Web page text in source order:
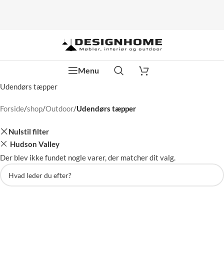
Menu
Udendørs tæpper
Forside/shop/Outdoor/Udendørs tæpper
Nulstil filter
Hudson Valley
Der blev ikke fundet nogle varer, der matcher dit valg.